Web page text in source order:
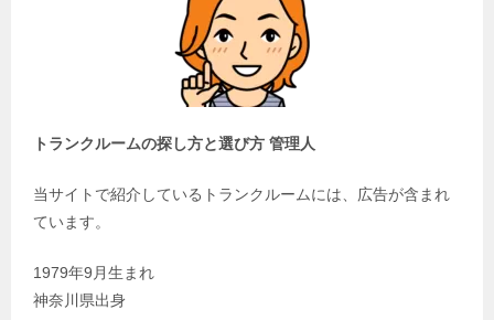
トランクルームの探し方と選び方 管理人
当サイトで紹介しているトランクルームには、広告が含まれ
ています。
1979年9月生まれ
神奈川県出身